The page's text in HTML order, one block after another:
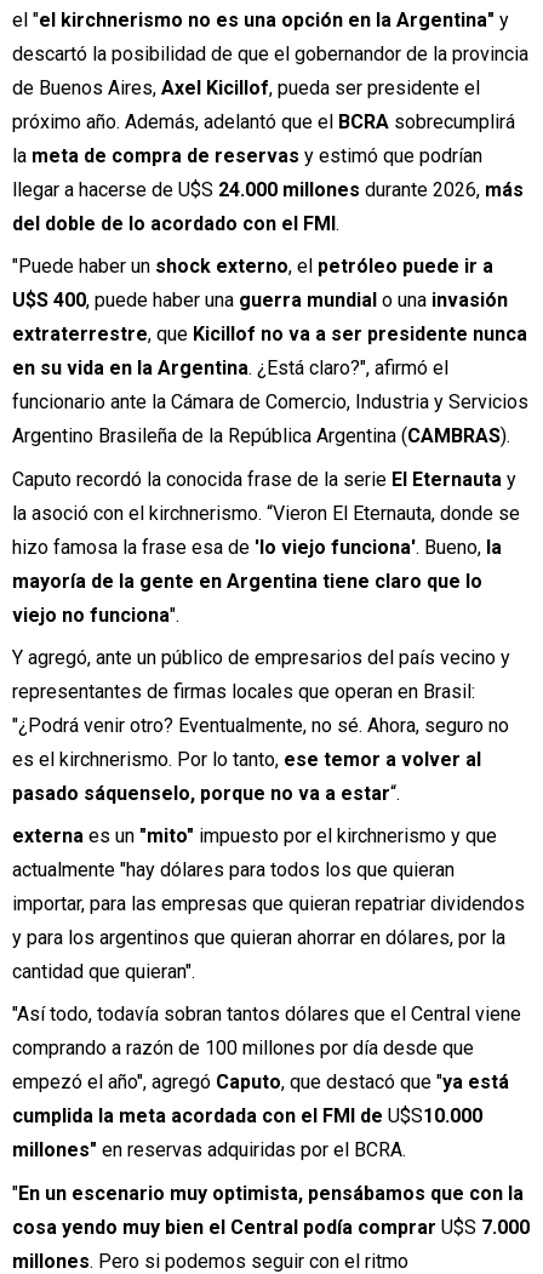
el "el kirchnerismo no es una opción en la Argentina" y
descartó la posibilidad de que el gobernandor de la provincia
de Buenos Aires, Axel Kicillof, pueda ser presidente el
próximo año. Además, adelantó que el BCRA sobrecumplirá
la meta de compra de reservas y estimó que podrían
llegar a hacerse de U$S 24.000 millones durante 2026, más
del doble de lo acordado con el FMI .
"Puede haber un shock externo, el petróleo puede ir a
U$S 400, puede haber una guerra mundial o una invasión
extraterrestre, que Kicillof no va a ser presidente nunca
en su vida en la Argentina. ¿Está claro?", afirmó el
funcionario ante la Cámara de Comercio, Industria y Servicios
Argentino Brasileña de la República Argentina (CAMBRAS).
Caputo recordó la conocida frase de la serie El Eternauta y
la asoció con el kirchnerismo. “Vieron El Eternauta, donde se
hizo famosa la frase esa de 'lo viejo funciona'. Bueno, la
mayoría de la gente en Argentina tiene claro que lo
viejo no funciona".
Y agregó, ante un público de empresarios del país vecino y
representantes de firmas locales que operan en Brasil:
"¿Podrá venir otro? Eventualmente, no sé. Ahora, seguro no
es el kirchnerismo. Por lo tanto, ese temor a volver al
pasado sáquenselo, porque no va a estar“.
externa es un "mito" impuesto por el kirchnerismo y que
actualmente "hay dólares para todos los que quieran
importar, para las empresas que quieran repatriar dividendos
y para los argentinos que quieran ahorrar en dólares, por la
cantidad que quieran".
"Así todo, todavía sobran tantos dólares que el Central viene
comprando a razón de 100 millones por día desde que
empezó el año", agregó Caputo, que destacó que "ya está
cumplida la meta acordada con el FMI de U$S10.000
millones" en reservas adquiridas por el BCRA.
"En un escenario muy optimista, pensábamos que con la
cosa yendo muy bien el Central podía comprar U$S 7.000
millones. Pero si podemos seguir con el ritmo